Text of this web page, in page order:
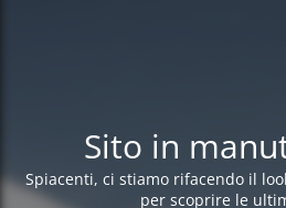
Sito in
Spiacenti, ci stiamo rifacendo il
per scoprire le